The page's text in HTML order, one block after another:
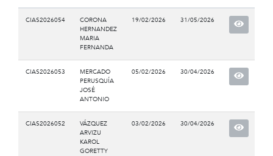
CIAS2026054
CORONA
HERNANDEZ
MARIA
FERNANDA
19/02/2026 31/05/2026
CIAS2026053
MERCADO
PERUSQUÍA
JOSÉ
ANTONIO
05/02/2026 30/04/2026
CIAS2026052
VÁZQUEZ
ARVIZU
KAROL
GORETTY
03/02/2026 30/04/2026